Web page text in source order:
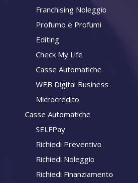
Franchising Noleggio
Profumo e Profumi
Editing
Check My Life
Casse Automatiche
WEB Digital Business
Microcredito
Casse Automatiche
SELFPay
Richiedi Preventivo
Richiedi Noleggio
Richiedi Finanziamento